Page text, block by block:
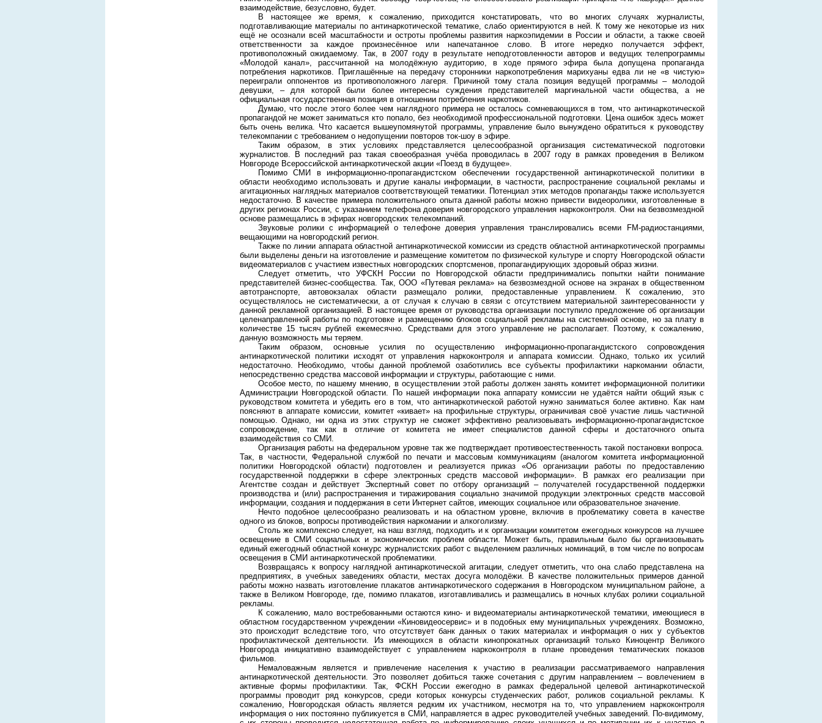
взаимодействие, безусловно, будет.
В настоящее же время, к сожалению, приходится констатировать, что во многих случаях журналисты,
подготавливающие материалы по антинаркотической тематике, слабо ориентируются в ней. К тому же некоторые из них
ещё не осознали всей масштабности и остроты проблемы развития наркоэпидемии в России и области, а также своей
ответственности за каждое произнесённое или напечатанное слово. В итоге нередко получается эффект,
противоположный ожидаемому. Так, в 2007 году в результате неподготовленности авторов и ведущих телепрограммы
«Молодой канал», рассчитанной на молодёжную аудиторию, в ходе прямого эфира была допущена пропаганда
потребления наркотиков. Приглашённые на передачу сторонники наркопотребления марихуаны едва ли не «в чистую»
переиграли оппонентов из противоположного лагеря. Причиной тому стала позиция ведущей программы – молодой
девушки, – для которой были более интересны суждения представителей маргинальной части общества, а не
официальная государственная позиция в отношении потребления наркотиков.
Думаю, что после этого более чем наглядного примера не осталось сомневающихся в том, что антинаркотической
пропагандой не может заниматься кто попало, без необходимой профессиональной подготовки. Цена ошибок здесь может
быть очень велика. Что касается вышеупомянутой программы, управление было вынуждено обратиться к руководству
телекомпании с требованием о недопущении повторов ток-шоу в эфире.
Таким образом, в этих условиях представляется целесообразной организация систематической подготовки
журналистов. В последний раз такая своеобразная учёба проводилась в 2007 году в рамках проведения в Великом
Новгороде Всероссийской антинаркотической акции «Поезд в будущее».
Помимо СМИ в информационно-пропагандистском обеспечении государственной антинаркотической политики в
области необходимо использовать и другие каналы информации, в частности, распространение социальной рекламы и
агитационных наглядных материалов соответствующей тематики. Потенциал этих методов пропаганды также используется
недостаточно. В качестве примера положительного опыта данной работы можно привести видеоролики, изготовленные в
других регионах России, с указанием телефона доверия новгородского управления наркоконтроля. Они на безвозмездной
основе размещались в эфирах новгородских телекомпаний.
Звуковые ролики с информацией о телефоне доверия управления транслировались всеми FM-радиостанциями,
вещающими на новгородский регион.
Также по линии аппарата областной антинаркотической комиссии из средств областной антинаркотической программы
были выделены деньги на изготовление и размещение комитетом по физической культуре и спорту Новгородской области
видеоматериалов с участием известных новгородских спортсменов, пропагандирующих здоровый образ жизни.
Следует отметить, что УФСКН России по Новгородской области предпринимались попытки найти понимание
представителей бизнес-сообщества. Так, ООО «Путевая реклама» на безвозмездной основе на экранах в общественном
автотранспорте, автовокзалах области размещало ролики, предоставленные управлением. К сожалению, это
осуществлялось не систематически, а от случая к случаю в связи с отсутствием материальной заинтересованности у
данной рекламной организацией. В настоящее время от руководства организации поступило предложение об организации
целенаправленной работы по подготовке и размещению блоков социальной рекламы на системной основе, но за плату в
количестве 15 тысяч рублей ежемесячно. Средствами для этого управление не располагает. Поэтому, к сожалению,
данную возможность мы теряем.
Таким образом, основные усилия по осуществлению информационно-пропагандистского сопровождения
антинаркотической политики исходят от управления наркоконтроля и аппарата комиссии. Однако, только их усилий
недостаточно. Необходимо, чтобы данной проблемой озаботились все субъекты профилактики наркомании области,
непосредственно средства массовой информации и структуры, работающие с ними.
Особое место, по нашему мнению, в осуществлении этой работы должен занять комитет информационной политики
Администрации Новгородской области. По нашей информации пока аппарату комиссии не удаётся найти общий язык с
руководством комитета и убедить его в том, что антинаркотической работой нужно заниматься более активно. Как нам
поясняют в аппарате комиссии, комитет «кивает» на профильные структуры, ограничивая своё участие лишь частичной
помощью. Однако, ни одна из этих структур не сможет эффективно реализовывать информационно-пропагандистское
сопровождение, так как в отличие от комитета не имеет специалистов данной сферы и достаточного опыта
взаимодействия со СМИ.
Организация работы на федеральном уровне так же подтверждает противоестественность такой постановки вопроса.
Так, в частности, Федеральной службой по печати и массовым коммуникациям (аналогом комитета информационной
политики Новгородской области) подготовлен и реализуется приказ «Об организации работы по предоставлению
государственной поддержки в сфере электронных средств массовой информации». В рамках его реализации при
Агентстве создан и действует Экспертный совет по отбору организаций – получателей государственной поддержки
производства и (или) распространения и тиражирования социально значимой продукции электронных средств массовой
информации, создания и поддержания в сети Интернет сайтов, имеющих социальное или образовательное значение.
Нечто подобное целесообразно реализовать и на областном уровне, включив в проблематику совета в качестве
одного из блоков, вопросы противодействия наркомании и алкоголизму.
Столь же комплексно следует, на наш взгляд, подходить и к организации комитетом ежегодных конкурсов на лучшее
освещение в СМИ социальных и экономических проблем области. Может быть, правильным было бы организовывать
единый ежегодный областной конкурс журналистских работ с выделением различных номинаций, в том числе по вопросам
освещения в СМИ антинаркотической проблематики.
Возвращаясь к вопросу наглядной антинаркотической агитации, следует отметить, что она слабо представлена на
предприятиях, в учебных заведениях области, местах досуга молодёжи. В качестве положительных примеров данной
работы можно назвать изготовление плакатов антинаркотического содержания в Новгородском муниципальном районе, а
также в Великом Новгороде, где, помимо плакатов, изготавливались и размещались в ночных клубах ролики социальной
рекламы.
К сожалению, мало востребованными остаются кино- и видеоматериалы антинаркотической тематики, имеющиеся в
областном государственном учреждении «Киновидеосервис» и в подобных ему муниципальных учреждениях. Возможно,
это происходит вследствие того, что отсутствует банк данных о таких материалах и информация о них у субъектов
профилактической деятельности. Из имеющихся в области кинопрокатных организаций только Киноцентр Великого
Новгорода инициативно взаимодействует с управлением наркоконтроля в плане проведения тематических показов
фильмов.
Немаловажным является и привлечение населения к участию в реализации рассматриваемого направления
антинаркотической деятельности. Это позволяет добиться также сочетания с другим направлением – вовлечением в
активные формы профилактики. Так, ФСКН России ежегодно в рамках федеральной целевой антинаркотической
программы проводит ряд конкурсов, среди которых конкурсы студенческих работ, роликов социальной рекламы. К
сожалению, Новгородская область является редким их участником, несмотря на то, что управлением наркоконтроля
информация о них постоянно публикуется в СМИ, направляется в адрес руководителей учебных заведений. По-видимому,